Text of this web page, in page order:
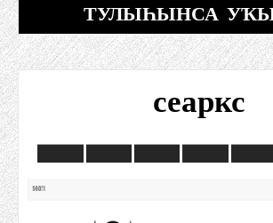
ТУЛЫҺЫНСА
сеаркс